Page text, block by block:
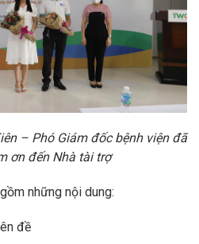
– Phó Giám đốc bệnh viện đã
ơn đến Nhà tài trợ
những nội dung:
đề